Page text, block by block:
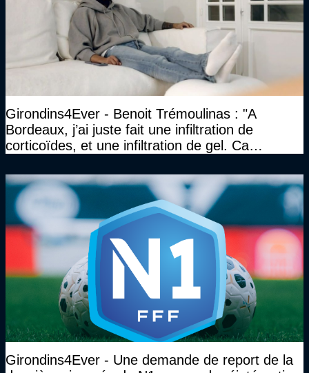
Girondins4Ever - Benoit Trémoulinas : "A
Bordeaux, j’ai juste fait une infiltration de
corticoïdes, et une infiltration de gel. Ca
Girondins4Ever - Une demande de report de la